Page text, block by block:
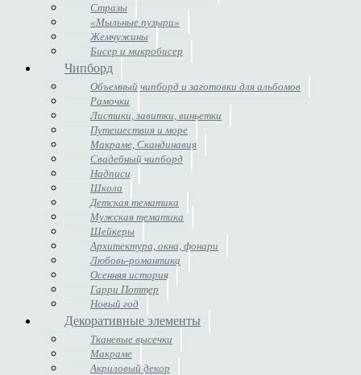
Стразы
«Мыльные пузыри»
Жемчужины
Бисер и микробисер
Чипборд
Объемный чипборд и заготовки для альбомов
Рамочки
Листики, завитки, виньетки
Путешествия и море
Макраме, Скандинавия
Свадебный чипборд
Надписи
Школа
Детская тематика
Мужская тематика
Шейкеры
Архитектура, окна, фонари
Любовь-романтика
Осенняя история
Гарри Поттер
Новый год
Декоративные элементы
Тканевые высечки
Макраме
Акриловый декор